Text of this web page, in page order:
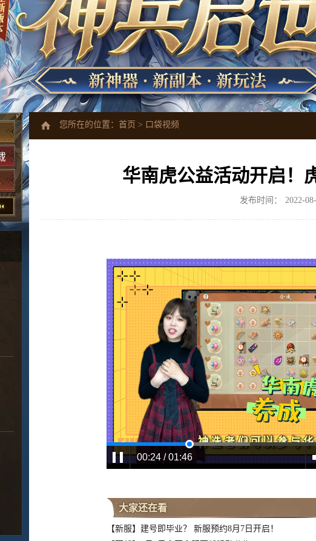
您所在的位置： 首页 > 口袋视频
华南虎公益活动开启！
发布时间： 2022-
00:25 / 01:46
大家还在看
【新服】建号即毕业？ 新服预约8月7日开启！